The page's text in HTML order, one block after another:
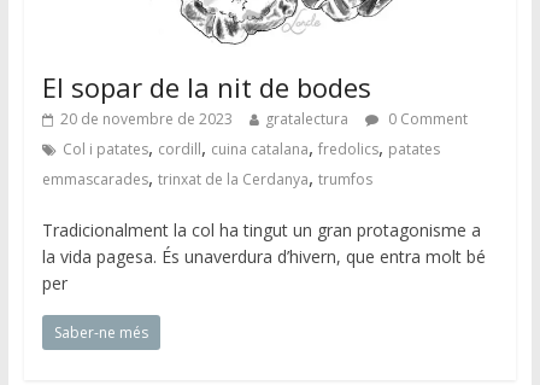
El sopar de la nit de bodes
20 de novembre de 2023 gratalectura
0 Comment
Col i patates, cordill, cuina catalana, fredolics, patates
emmascarades, trinxat de la Cerdanya, trumfos
Tradicionalment la col ha tingut un gran protagonisme a
la vida pagesa. És unaverdura d’hivern, que entra molt bé
per
Saber-ne més